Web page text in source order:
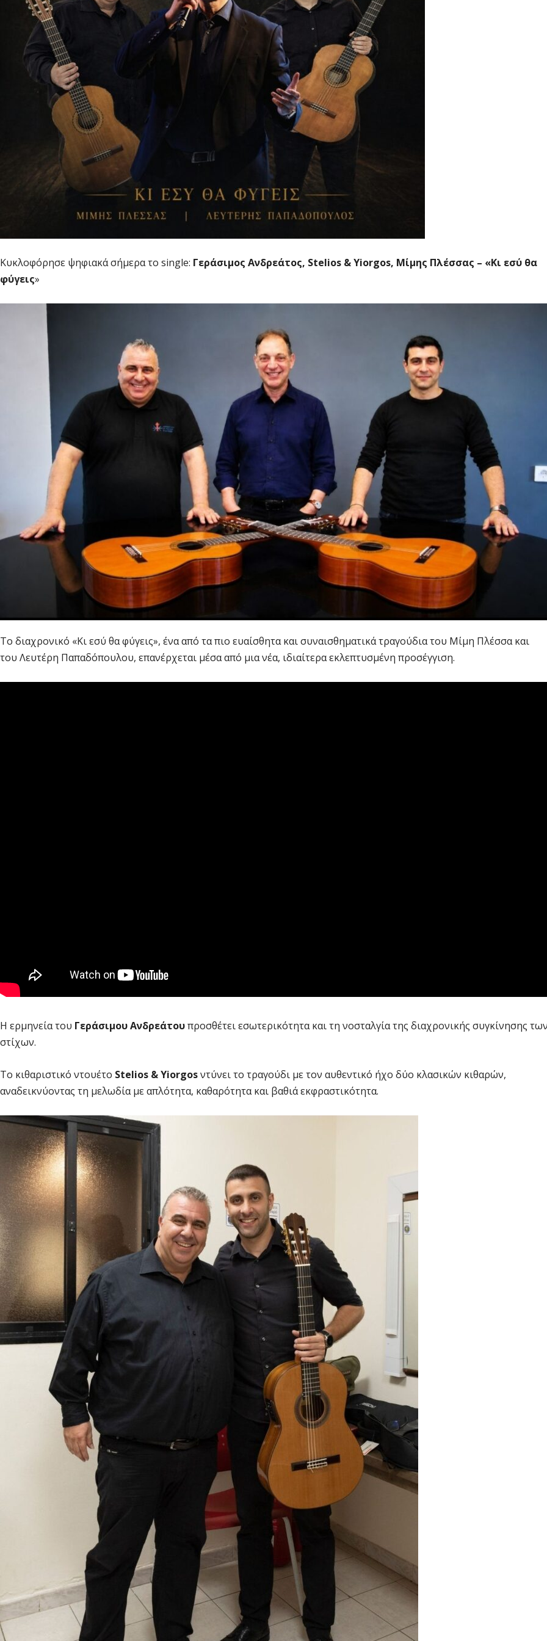
Κυκλοφόρησε ψηφιακά σήμερα το single: Γεράσιμος Ανδρεάτος, Stelios &Yiorgos, Μίμης Πλέσσας – «Κι εσύ θα
φύγεις»
Το διαχρονικό «Κι εσύ θα φύγεις», ένα από τα πιο ευαίσθητα και συναισθηματικά τραγούδια του Μίμη Πλέσσα και
του Λευτέρη Παπαδόπουλου, επανέρχεται μέσα από μια νέα, ιδιαίτερα εκλεπτυσμένη προσέγγιση.
Η ερμηνεία του Γεράσιμου Ανδρεάτουπροσθέτει εσωτερικότητα και τη νοσταλγία της διαχρονικής συγκίνησης
στίχων.
Το κιθαριστικό ντουέτο Stelios & Yiorgosντύνει το τραγούδι με τον αυθεντικό ήχο δύο κλασικών κιθαρών,
αναδεικνύοντας τη μελωδία με απλότητα, καθαρότητα και βαθιά εκφραστικότητα.